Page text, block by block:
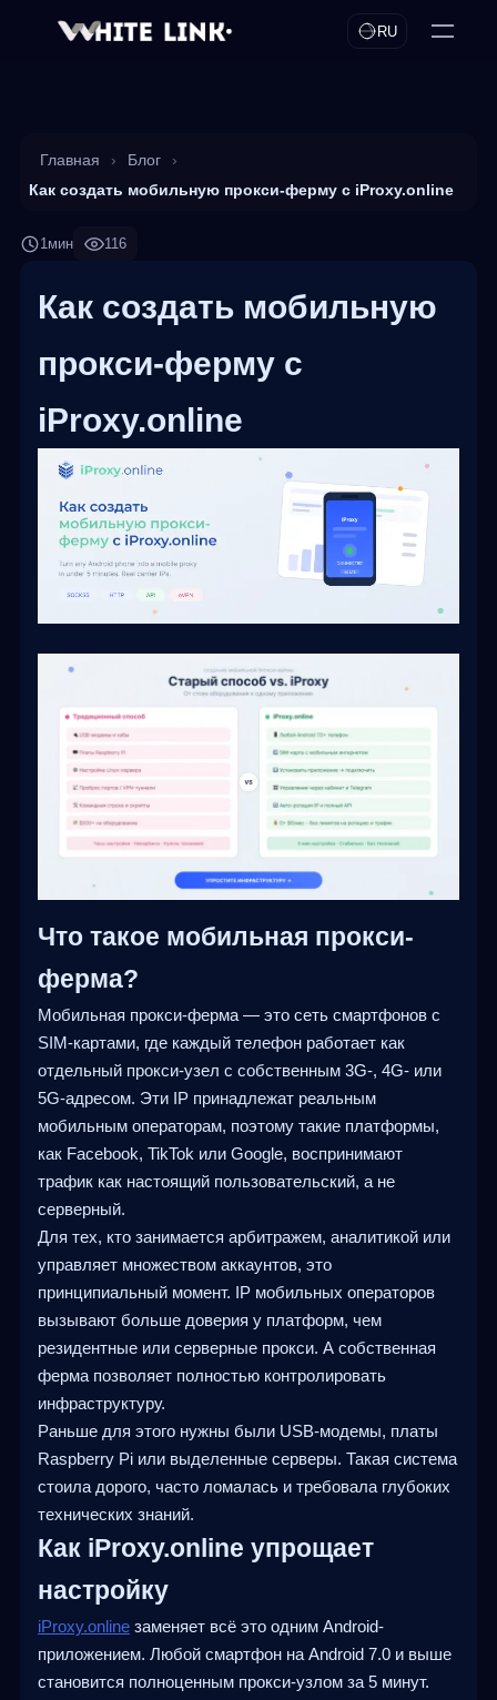
RU
Главная › Блог
›
Как создать мобильную прокси-ферму с iProxy.online
1мин 116
Как создать мобильную
прокси-ферму с
iProxy.online
Что такое мобильная прокси-
ферма?
Мобильная прокси-ферма — это сеть смартфонов с
SIM-картами, где каждый телефон работает как
отдельный прокси-узел с собственным 3G-, 4G- или
5G-адресом. Эти IP принадлежат реальным
мобильным операторам, поэтому такие платформы,
как Facebook, TikTok или Google, воспринимают
трафик как настоящий пользовательский, а не
серверный.
Для тех, кто занимается арбитражем, аналитикой или
управляет множеством аккаунтов, это
принципиальный момент. IP мобильных операторов
вызывают больше доверия у платформ, чем
резидентные или серверные прокси. А собственная
ферма позволяет полностью контролировать
инфраструктуру.
Раньше для этого нужны были USB-модемы, платы
Raspberry Pi или выделенные серверы. Такая система
стоила дорого, часто ломалась и требовала глубоких
технических знаний.
Как iProxy.online упрощает
настройку
iProxy.online заменяет всё это одним Android-
приложением. Любой смартфон на Android 7.0 и выше
становится полноценным прокси-узлом за 5 минут.